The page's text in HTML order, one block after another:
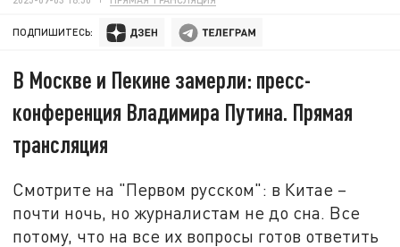
ПОДПИШИТЕСЬ:
В Москве и Пекине замерли: пресс-
конференция Владимира Путина. Прямая
трансляция
Смотрите на "Первом русском": в Китае –
почти ночь, но журналистам не до сна. Все
потому, что на все их вопросы готов ответить